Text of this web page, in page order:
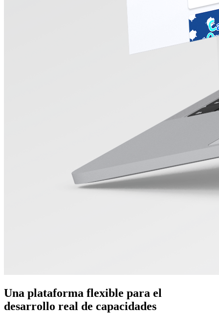
Una plataforma flexible para el
desarrollo real de capacidades